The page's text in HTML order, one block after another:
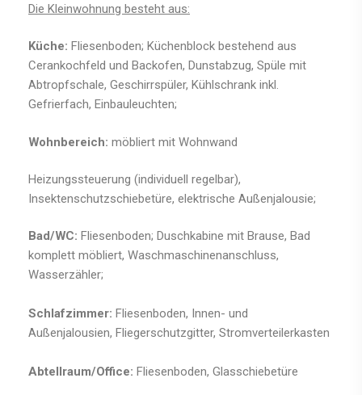
Die Kleinwohnung besteht aus:
Küche: Fliesenboden; Küchenblock bestehend aus
Cerankochfeld und Backofen, Dunstabzug, Spüle mit
Abtropfschale, Geschirrspüler, Kühlschrank inkl.
Gefrierfach, Einbauleuchten;
Wohnbereich: möbliert mit Wohnwand
Heizungssteuerung (individuell regelbar),
Insektenschutzschiebetüre, elektrische Außenjalousie;
Bad/WC: Fliesenboden; Duschkabine mit Brause, Bad
komplett möbliert, Waschmaschinenanschluss,
Wasserzähler;
Schlafzimmer: Fliesenboden, Innen- und
Außenjalousien, Fliegerschutzgitter, Stromverteilerkasten
Abtellraum/Office: Fliesenboden, Glasschiebetüre